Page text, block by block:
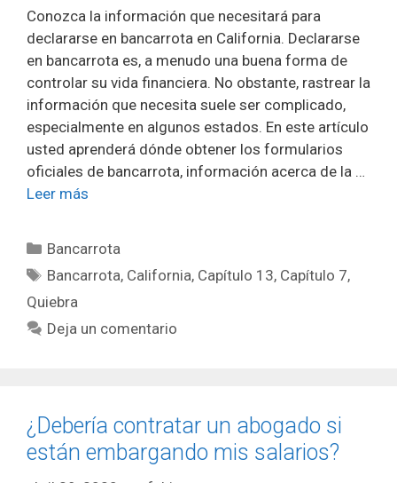
Conozca la información que necesitará para
declararse en bancarrota en California. Declararse
en bancarrota es, a menudo una buena forma de
controlar su vida financiera. No obstante, rastrear la
información que necesita suele ser complicado,
especialmente en algunos estados. En este artículo
usted aprenderá dónde obtener los formularios
oficiales de bancarrota, información acerca de la …
Leer más
Categorías
Bancarrota
Etiquetas
Bancarrota, California, Capítulo 13, Capítulo 7,
Quiebra
Deja un comentario
¿Debería contratar un abogado si
están embargando mis salarios?